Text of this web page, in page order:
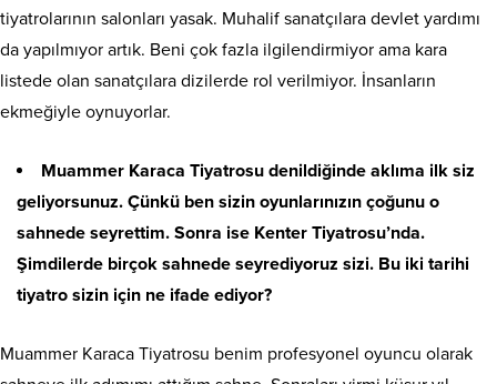
tiyatrolarının salonları yasak. Muhalif sanatçılara devlet yardımı
da yapılmıyor artık. Beni çok fazla ilgilendirmiyor ama kara
listede olan sanatçılara dizilerde rol verilmiyor. İnsanların
ekmeğiyle oynuyorlar.
Muammer Karaca Tiyatrosu denildiğinde aklıma ilk siz
geliyorsunuz. Çünkü ben sizin oyunlarınızın çoğunu o
sahnede seyrettim. Sonra ise Kenter Tiyatrosu’nda.
Şimdilerde birçok sahnede seyrediyoruz sizi. Bu iki tarihi
tiyatro sizin için ne ifade ediyor?
Muammer Karaca Tiyatrosu benim profesyonel oyuncu olarak